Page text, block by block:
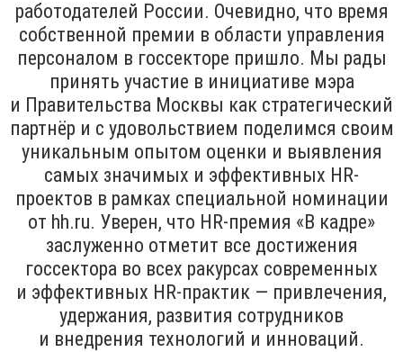
работодателей России. Очевидно, что время
собственной премии в области управления
персоналом в госсекторе пришло. Мы рады
принять участие в инициативе мэра
и Правительства Москвы как стратегический
партнёр и с удовольствием поделимся своим
уникальным опытом оценки и выявления
самых значимых и эффективных HR-
проектов в рамках специальной номинации
от hh.ru. Уверен, что HR-премия «В кадре»
заслуженно отметит все достижения
госсектора во всех ракурсах современных
и эффективных HR-практик — привлечения,
удержания, развития сотрудников
и внедрения технологий и инноваций.